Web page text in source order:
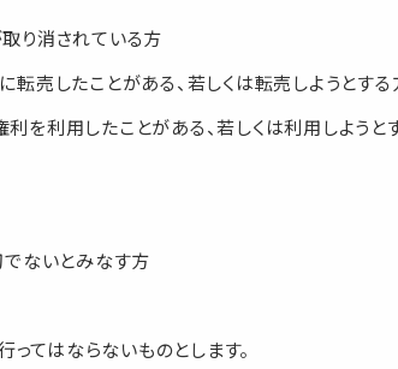
り消されている方
売したことがある、若しくは転売しようとする
を利用したことがある、若しくは利用しようと
ないとみなす方
てはならないものとします。